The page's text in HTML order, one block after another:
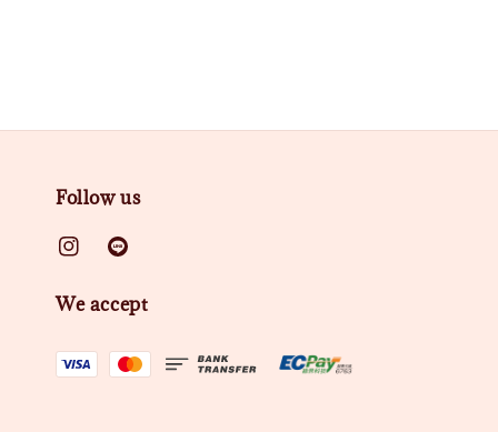
Follow us
We accept